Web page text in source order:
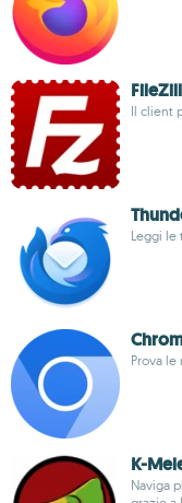
Il client
Leggi le
Prova
K-
Naviga